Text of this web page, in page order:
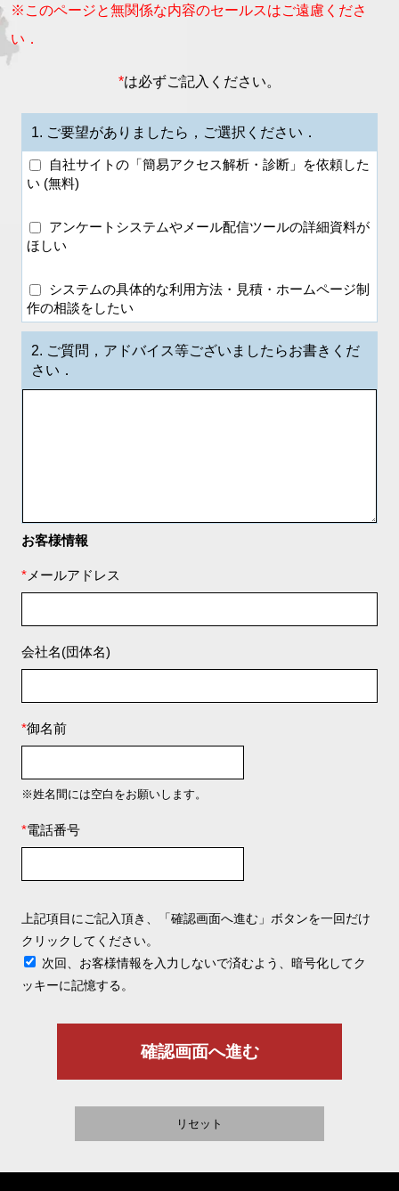
※このページと無関係な内容のセールスはご遠慮くださ
い．
*は必ずご記入ください。
1. ご要望がありましたら，ご選択ください．
自社サイトの「簡易アクセス解析・診断」を依頼した
い (無料)
アンケートシステムやメール配信ツールの詳細資料が
ほしい
システムの具体的な利用方法・見積・ホームページ制
作の相談をしたい
2. ご質問，アドバイス等ございましたらお書きくだ
さい．
お客様情報
* メールアドレス
会社名(団体名)
*御名前
※姓名間には空白をお願いします。
*電話番号
上記項目にご記入頂き、「確認画面へ進む」ボタンを一回だけ
クリックしてください。
次回、お客様情報を入力しないで済むよう、暗号化してク
ッキーに記憶する。
確認画面へ進む
リセット